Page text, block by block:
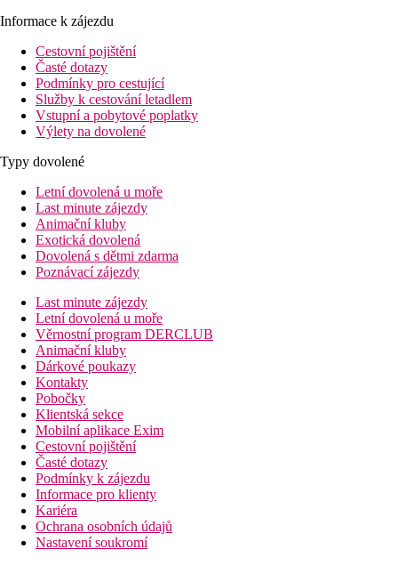
Informace k zájezdu
Cestovní pojištění
Časté dotazy
Podmínky pro cestující
Služby k cestování letadlem
Vstupní a pobytové poplatky
Výlety na dovolené
Typy dovolené
Letní dovolená u moře
Last minute zájezdy
Animační kluby
Exotická dovolená
Dovolená s dětmi zdarma
Poznávací zájezdy
Last minute zájezdy
Letní dovolená u moře
Věrnostní program DERCLUB
Animační kluby
Dárkové poukazy
Kontakty
Pobočky
Klientská sekce
Mobilní aplikace Exim
Cestovní pojištění
Časté dotazy
Podmínky k zájezdu
Informace pro klienty
Kariéra
Ochrana osobních údajů
Nastavení soukromí